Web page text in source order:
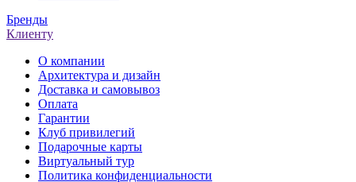
Бренды
Клиенту
О компании
Архитектура и дизайн
Доставка и самовывоз
Оплата
Гарантии
Клуб привилегий
Подарочные карты
Виртуальный тур
Политика конфиденциальности